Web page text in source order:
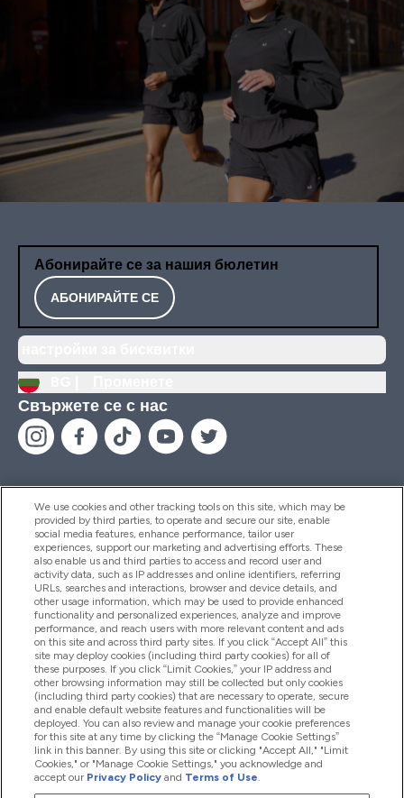
Абонирайте се за нашия бюлетин
АБОНИРАЙТЕ СЕ
Свържете се с нас
Помощ И Информация
Продукти
Информация За Компанията
Лоялност И Награди
2026 The Hut.com Ltd
We use cookies and other tracking tools on this site, which may be
provided by third parties, to operate and secure our site, enable
social media features, enhance performance, tailor user
experiences, support our marketing and advertising efforts. These
also enable us and third parties to access and record user and
activity data, such as IP addresses and online identifiers, referring
URLs, searches and interactions, browser and device details, and
other usage information, which may be used to provide enhanced
functionality and personalized experiences, analyze and improve
performance, and reach users with more relevant content and ads
on this site and across third party sites. If you click “Accept All” this
site may deploy cookies (including third party cookies) for all of
these purposes. If you click “Limit Cookies,” your IP address and
other browsing information may still be collected but only cookies
(including third party cookies) that are necessary to operate, secure
and enable default website features and functionalities will be
deployed. You can also review and manage your cookie preferences
for this site at any time by clicking the “Manage Cookie Settings”
link in this banner. By using this site or clicking "Accept All," "Limit
Cookies," or "Manage Cookie Settings," you acknowledge and
accept our Privacy Policy and Terms of Use.